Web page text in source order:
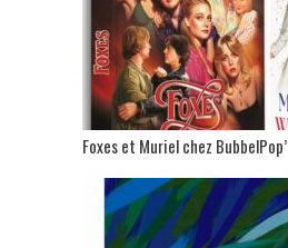
Foxes et Muriel chez BubbelPop’